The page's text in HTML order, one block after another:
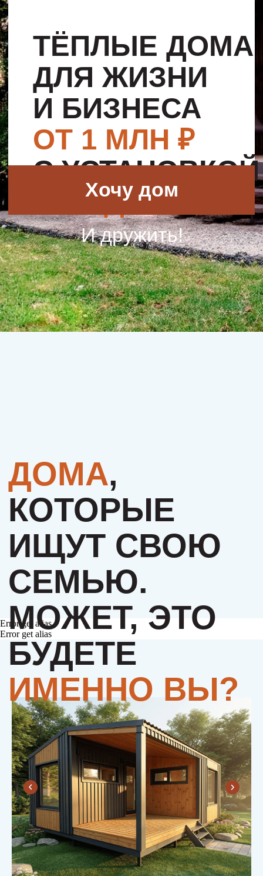
С УСТАНОВКОЙ
ЗА 1 ДЕНЬ
Хочу дом
ДОМА,
КОТОРЫЕ
ИЩУТ СВОЮ
СЕМЬЮ.
Error get alias
Error get alias